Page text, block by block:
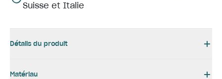
Suisse et Italie
Détails du produit
Matériau